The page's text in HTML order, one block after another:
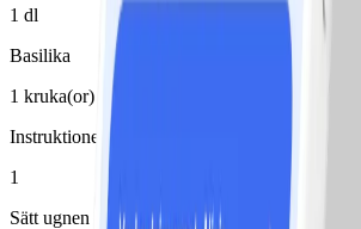
1 dl
Basilika
1 kruka(or)
Instruktioner
1
Sätt ugnen på 225°.